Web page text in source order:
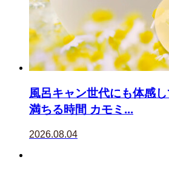
風呂キャン世代にも体感
満ちる時間 カモミ...
2026.08.04